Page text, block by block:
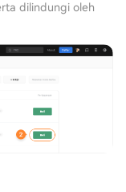
dilindungi oleh